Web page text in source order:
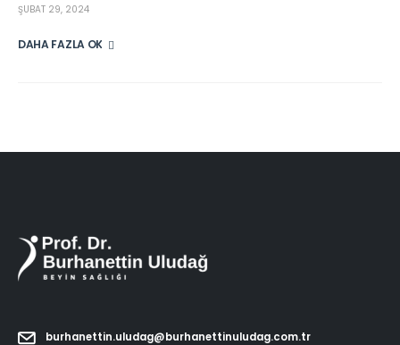
ŞUBAT 29, 2024
DAHA FAZLA OKU
burhanettin.uludag@burhanettinuludag.com.tr